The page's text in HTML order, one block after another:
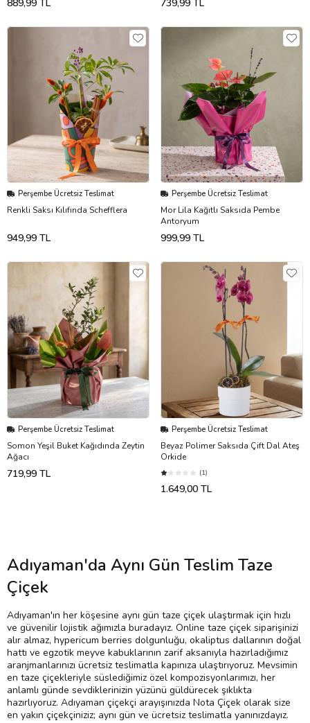
889,99 TL 739,99 TL
Perşembe Ücretsiz Teslimat
Renkli Saksı Kılıfında Schefflera
949,99 TL
Perşembe Ücretsiz Teslimat
Mor Lila Kağıtlı Saksıda Pembe
Antoryum
999,99 TL
Perşembe Ücretsiz Teslimat
Somon Yeşil Buket Kağıdında Zeytin
Ağacı
719,99 TL
Perşembe Ücretsiz Teslimat
Beyaz Polimer Saksıda Çift Dal Ateş
Orkide
(1)
1.649,00 TL
Adıyaman'da Aynı Gün Teslim Taze
Çiçek
Adıyaman'ın her köşesine aynı gün taze çiçek ulaştırmak için hızlı
ve güvenilir lojistik ağımızla buradayız. Online taze çiçek siparişinizi
alır almaz, hypericum berries dolgunluğu, okaliptus dallarının doğal
hattı ve egzotik meyve kabuklarının zarif aksanıyla hazırladığımız
aranjmanlarınızı ücretsiz teslimatla kapınıza ulaştırıyoruz. Mevsimin
en taze çiçekleriyle süslediğimiz özel kompozisyonlarımızı, her
anlamlı günde sevdiklerinizin yüzünü güldürecek şıklıkta
hazırlıyoruz. Adıyaman çiçekçi arayışınızda Nota Çiçek olarak size
en yakın çiçekçiniziz; aynı gün ve ücretsiz teslimatla yanınızdayız.